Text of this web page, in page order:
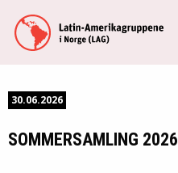
30.06.2026
SOMMERSAMLING 2026